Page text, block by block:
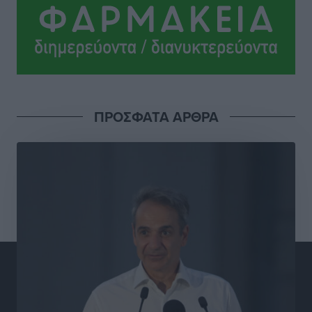
Γιάννης Βασιλάκης: «Η Πρωτοβάθμια Φροντίδα
Υγείας πρέπει να φτάνει σε κάθε γωνιά – Ενισχύουμε
τις δομές, δεν τις αποδυναμώνουμε»
σχολεία της Ρόδου
Σεβ. Μητροπολίτης Ρόδου κ. Κύριλλος: «Ο Αύγουστος
είναι ο μήνας της Παναγίας και η Θεία Λειτουργία η
καρδιά της ζωής της Εκκλησίας»
ΠΡΟΣΦΑΤΑ ΑΡΘΡΑ